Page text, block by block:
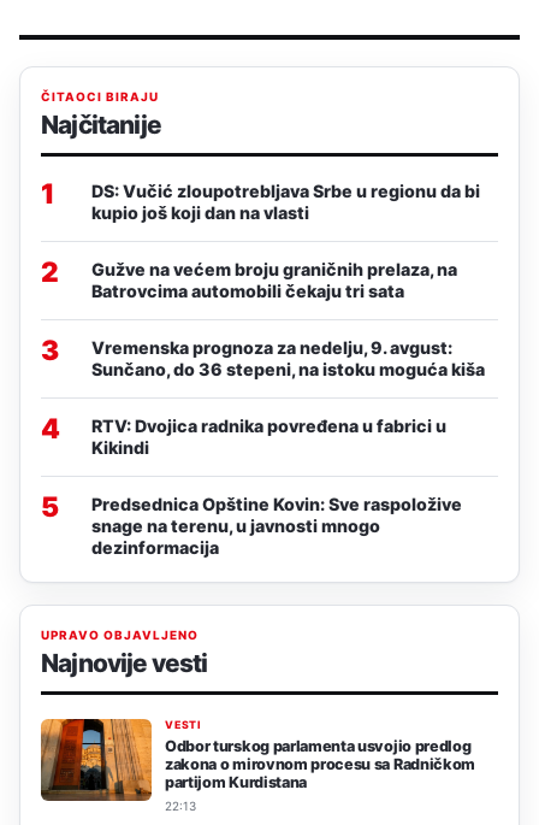
ČITAOCI BIRAJU
Najčitanije
1
DS: Vučić zloupotrebljava Srbe u regionu da bi
kupio još koji dan na vlasti
2
Gužve na većem broju graničnih prelaza, na
Batrovcima automobili čekaju tri sata
3
Vremenska prognoza za nedelju, 9. avgust:
Sunčano, do 36 stepeni, na istoku moguća kiša
4
RTV: Dvojica radnika povređena u fabrici u
Kikindi
5
Predsednica Opštine Kovin: Sve raspoložive
snage na terenu, u javnosti mnogo
dezinformacija
UPRAVO OBJAVLJENO
Najnovije vesti
VESTI
Odbor turskog parlamenta usvojio predlog
zakona o mirovnom procesu sa Radničkom
partijom Kurdistana
22:13